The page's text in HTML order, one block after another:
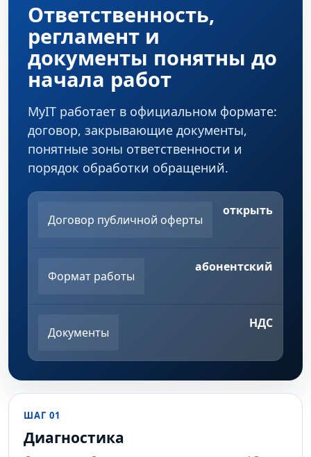
Ответственность,
регламент и
документы понятны до
начала работ
MyIT работает в официальном формате:
договор, закрывающие документы,
понятные зоны ответственности и
порядок обработки обращений.
Договор публичной оферты
открыть
Формат работы
абонентский
Документы
НДС
ШАГ 01
Диагностика